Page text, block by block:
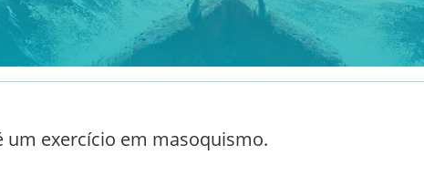
um exercício em masoquismo.